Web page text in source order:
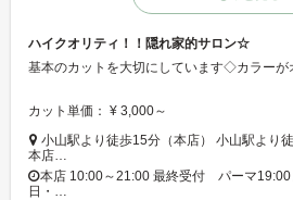
ハイクオリティ！！隠れ家的サロン☆
カット単価： ¥ 3,000～
小山駅より徒歩15分（本店） 小山駅より
本店…
本店 10:00～21:00 最終受付 パーマ
日・…